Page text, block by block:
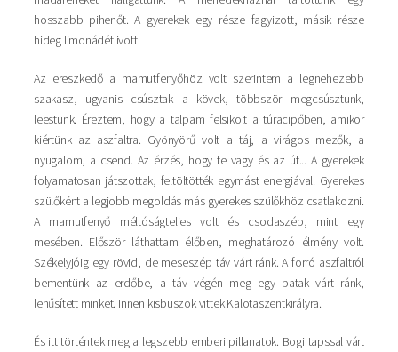
hosszabb pihenőt. A gyerekek egy része fagyizott, másik része
hideg limonádét ivott.
Az ereszkedő a mamutfenyőhöz volt szerintem a legnehezebb
szakasz, ugyanis csúsztak a kövek, többször megcsúsztunk,
leestünk. Éreztem, hogy a talpam felsikolt a túracipőben, amikor
kiértünk az aszfaltra. Gyönyörű volt a táj, a virágos mezők, a
nyugalom, a csend. Az érzés, hogy te vagy és az út... A gyerekek
folyamatosan játszottak, feltöltötték egymást energiával. Gyerekes
szülőként a legjobb megoldás más gyerekes szülőkhöz csatlakozni.
A mamutfenyő méltóságteljes volt és csodaszép, mint egy
mesében. Először láthattam élőben, meghatározó élmény volt.
Székelyjóig egy rövid, de meseszép táv várt ránk. A forró aszfaltról
bementünk az erdőbe, a táv végén meg egy patak várt ránk,
lehűsített minket. Innen kisbuszok vittek Kalotaszentkirályra.
És itt történtek meg a legszebb emberi pillanatok. Bogi tapssal várt